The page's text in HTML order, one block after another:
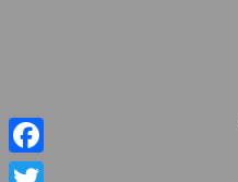
Facebook